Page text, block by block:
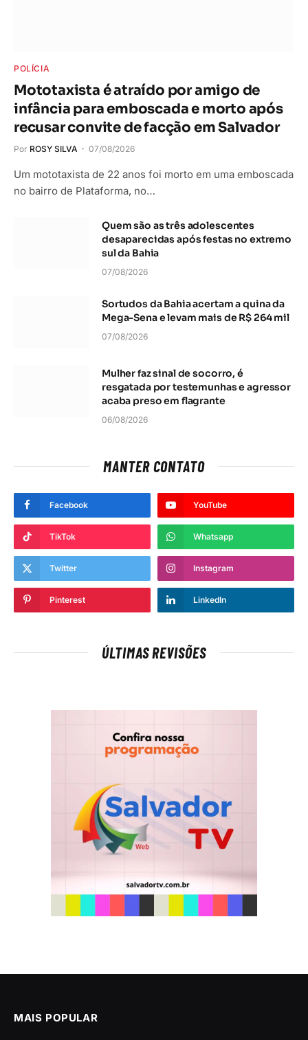
POLÍCIA
Mototaxista é atraído por amigo de
infância para emboscada e morto após
recusar convite de facção em Salvador
Por ROSY SILVA 07/08/2026
Um mototaxista de 22 anos foi morto em uma emboscada
no bairro de Plataforma, no…
Quem são as três adolescentes
desaparecidas após festas no extremo
sul da Bahia
07/08/2026
Sortudos da Bahia acertam a quina da
Mega-Sena e levam mais de R$ 264 mil
07/08/2026
Mulher faz sinal de socorro, é
resgatada por testemunhas e agressor
acaba preso em flagrante
06/08/2026
MANTER CONTATO
Facebook YouTube
TikTok Whatsapp
Twitter Instagram
Pinterest LinkedIn
ÚLTIMAS REVISÕES
MAIS POPULAR